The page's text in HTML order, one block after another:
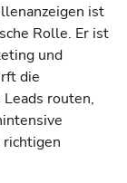
ist
Rolle. Er ist
und
die
routen,